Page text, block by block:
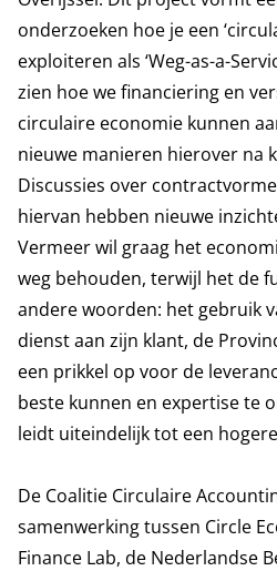
onderzoeken hoe je een
exploiteren als ‘Weg-as-a-
zien hoe we financiering en
circulaire economie kunnen
nieuwe manieren hierover na
Discussies over
hiervan hebben nieuwe
Vermeer wil graag het
weg behouden, terwijl het de
andere woorden: het gebruik
dienst aan zijn klant, de
een prikkel op voor de
beste kunnen en expertise te
leidt uiteindelijk tot een
De Coalitie Circulaire
samenwerking tussen Circle
Finance Lab, de Nederlandse